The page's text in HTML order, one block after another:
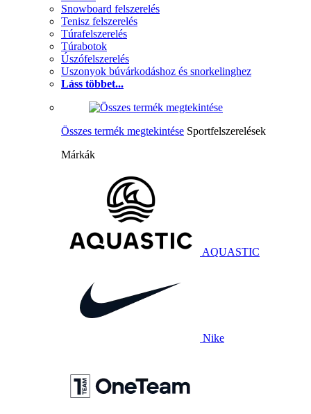
Snowboard felszerelés
Tenisz felszerelés
Túrafelszerelés
Túrabotok
Úszófelszerelés
Uszonyok búvárkodáshoz és snorkelinghez
Láss többet...
Összes termék megtekintése Sportfelszerelések
Márkák
AQUASTIC
Nike